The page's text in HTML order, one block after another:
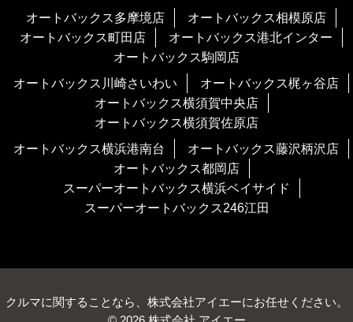
オートバックス多摩境店
オートバックス相模原店
オートバックス町田店
オートバックス港北インター
オートバックス駒岡店
オートバックス川崎さいわい
オートバックス梶ヶ谷店
オートバックス横須賀中央店
オートバックス横須賀佐原店
オートバックス横浜港南台
オートバックス藤沢柄沢店
オートバックス都岡店
スーパーオートバックス横浜ベイサイド
スーパーオートバックス246江田
クルマに関することなら、株式会社アイエーにお任せください。